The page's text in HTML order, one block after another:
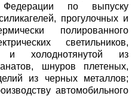
Федерации по выпуску
прогулочных и
полированного
светильников,
и холоднотянутой из
шнуров плетеных,
из черных металлов;
автомобильного